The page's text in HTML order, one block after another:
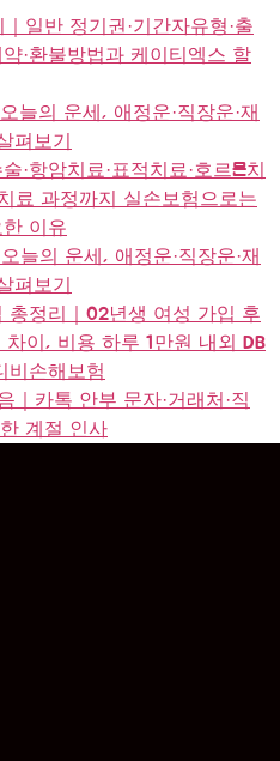
일반 정기권·기간자유형·출
·환불방법과 케이티엑스 할
늘의 운세, 애정운·직장운·재
펴보기
·항암치료·표적치료·호르몬치
료 과정까지 실손보험으로는
이유
늘의 운세, 애정운·직장운·재
펴보기
총정리｜02년생 여성 가입 후
이, 비용 하루 1만원 내외 DB
비손해보험
｜카톡 안부 문자·거래처·직
계절 인사